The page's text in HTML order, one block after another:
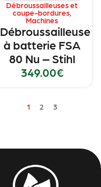
Débroussailleuses et
coupe-bordures,
Machines
Débroussailleuse
à batterie FSA
80 Nu – Stihl
349.00€
1 2 3